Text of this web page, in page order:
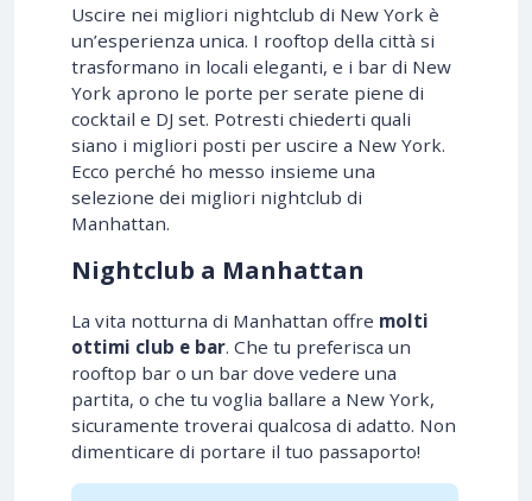
Uscire nei migliori nightclub di New York è
un’esperienza unica. I rooftop della città si
trasformano in locali eleganti, e i bar di New
York aprono le porte per serate piene di
cocktail e DJ set. Potresti chiederti quali
siano i migliori posti per uscire a New York.
Ecco perché ho messo insieme una
selezione dei migliori nightclub di
Manhattan.
Nightclub a Manhattan
La vita notturna di Manhattan offre molti
ottimi club e bar. Che tu preferisca un
rooftop bar o un bar dove vedere una
partita, o che tu voglia ballare a New York,
sicuramente troverai qualcosa di adatto. Non
dimenticare di portare il tuo passaporto!